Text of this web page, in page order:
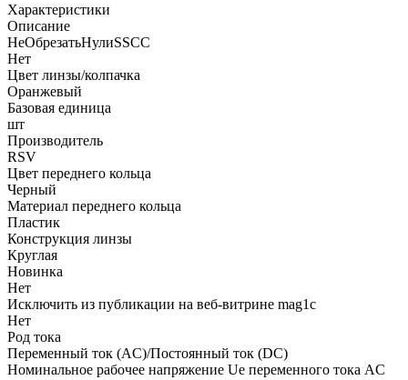
Характеристики
Описание
НеОбрезатьНулиSSCC
Нет
Цвет линзы/колпачка
Оранжевый
Базовая единица
шт
Производитель
RSV
Цвет переднего кольца
Черный
Материал переднего кольца
Пластик
Конструкция линзы
Круглая
Новинка
Нет
Исключить из публикации на веб-витрине mag1c
Нет
Род тока
Переменный ток (AC)/Постоянный ток (DC)
Номинальное рабочее напряжение Ue переменного тока AC